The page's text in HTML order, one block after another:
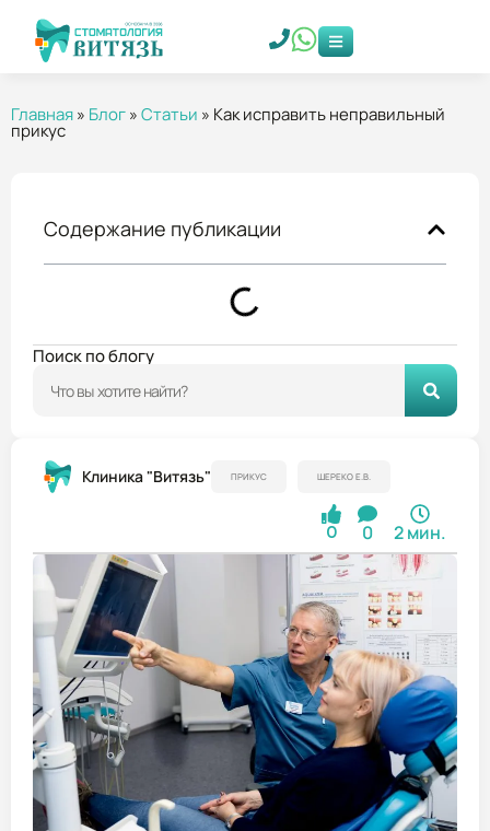
Главная» Блог»Статьи » Как исправить неправильный
прикус
Содержание публикации
Поиск по блогу
Клиника "Витязь" ПРИКУС ШЕРЕКО Е.В.
0 0 2 мин.